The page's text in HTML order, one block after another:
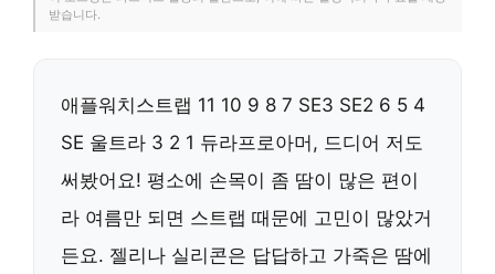
받습니다.
애플워치스트랩 11 10 9 8 7 SE3 SE2 6 5 4
SE 울트라 3 2 1 듀라프로아머, 드디어 저도
써봤어요! 평소에 손목이 좀 땀이 많은 편이
라 여름만 되면 스트랩 때문에 고민이 많았거
든요. 젤리나 실리콘은 답답하고 가죽은 땀에